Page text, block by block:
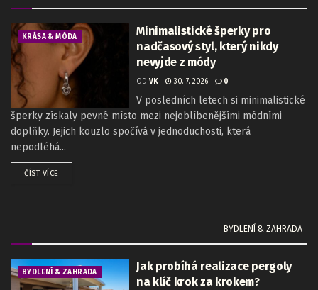
KRÁSA & MÓDA
Minimalistické šperky pro
nadčasový styl, který nikdy
nevyjde z módy
OD VK 30. 7. 2026 0
V posledních letech si minimalistické
šperky získaly pevné místo mezi nejoblíbenějšími módními
doplňky. Jejich kouzlo spočívá v jednoduchosti, která
nepodléhá...
ČÍST VÍCE
BYDLENÍ & ZAHRADA
BYDLENÍ & ZAHRADA
Jak probíhá realizace pergoly
na klíč krok za krokem?